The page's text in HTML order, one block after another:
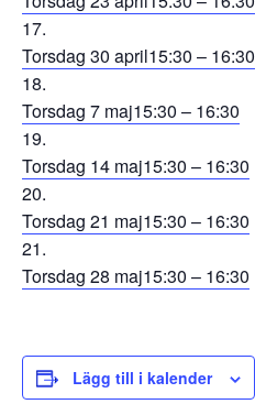
Torsdag 30 april15:30 – 16:30
Torsdag 7 maj15:30 – 16:30
Torsdag 14 maj15:30 – 16:30
Torsdag 21 maj15:30 – 16:30
Torsdag 28 maj15:30 – 16:30
Lägg till i kalender